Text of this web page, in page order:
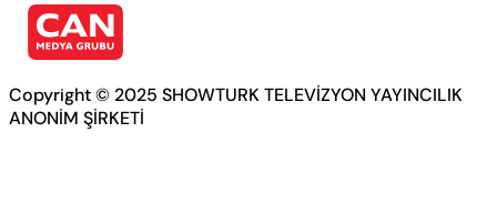
Copyright © 2025 SHOWTURK TELEVİZYON YAYINCILIK
ANONİM ŞİRKETİ